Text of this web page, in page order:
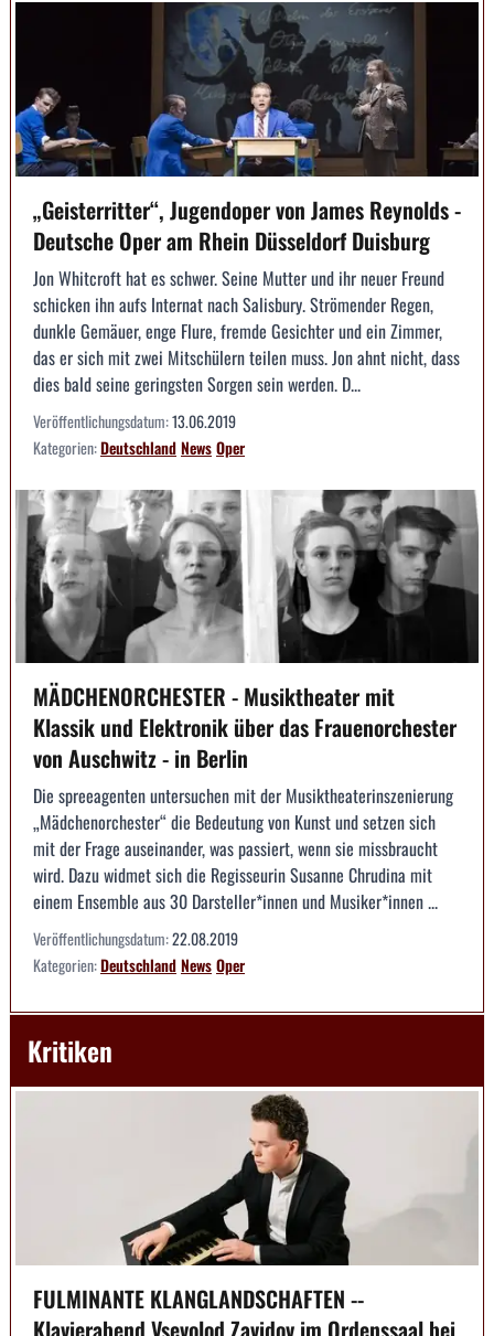
„Geisterritter“, Jugendoper von James Reynolds -
Deutsche Oper am Rhein Düsseldorf Duisburg
Jon Whitcroft hat es schwer. Seine Mutter und ihr neuer Freund
schicken ihn aufs Internat nach Salisbury. Strömender Regen,
dunkle Gemäuer, enge Flure, fremde Gesichter und ein Zimmer,
das er sich mit zwei Mitschülern teilen muss. Jon ahnt nicht, dass
dies bald seine geringsten Sorgen sein werden. D...
Veröffentlichungsdatum:13.06.2019
Kategorien:DeutschlandNewsOper
MÄDCHENORCHESTER - Musiktheater mit
Klassik und Elektronik über das Frauenorchester
von Auschwitz - in Berlin
Die spreeagenten untersuchen mit der Musiktheaterinszenierung
„Mädchenorchester“ die Bedeutung von Kunst und setzen sich
mit der Frage auseinander, was passiert, wenn sie missbraucht
wird. Dazu widmet sich die Regisseurin Susanne Chrudina mit
einem Ensemble aus 30 Darsteller*innen und Musiker*innen ...
Veröffentlichungsdatum:22.08.2019
Kategorien:DeutschlandNewsOper
Kritiken
FULMINANTE KLANGLANDSCHAFTEN --
Klavierabend Vsevolod Zavidov im Ordenssaal bei